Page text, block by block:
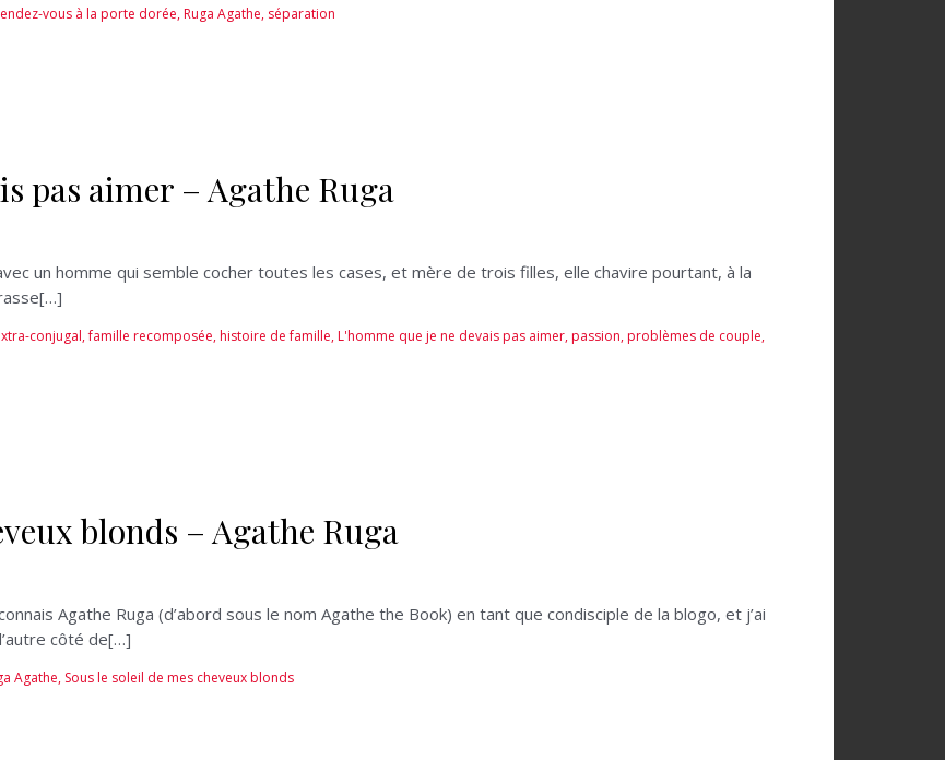
vous à la porte dorée,Ruga Agathe, séparation
pas aimer – Agathe Ruga
un homme qui semble cocher toutes les cases, et mère de trois filles, elle chavire pourtant, à la
conjugal,famille recomposée,histoire de famille,L'homme que je ne devais pas aimer,passion,problèmes de couple,
blonds – Agathe Ruga
Agathe Ruga (d’abord sous le nom Agathe the Book) en tant que condisciple de la blogo, et j’ai
côté de[…]
Agathe, Sous le soleil de mes cheveux blonds